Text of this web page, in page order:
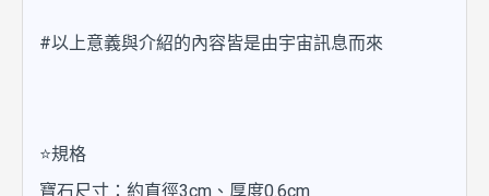
#以上意義與介紹的內容皆是由宇宙訊息而來
⭐規格
寶石尺寸：約直徑3cm、厚度0.6cm